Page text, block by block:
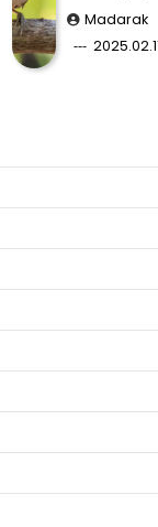
Madarak